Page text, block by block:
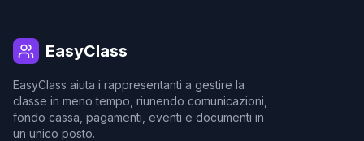
EasyClass
EasyClass aiuta i rappresentanti a gestire la
classe in meno tempo, riunendo comunicazioni,
fondo cassa, pagamenti, eventi e documenti in
un unico posto.